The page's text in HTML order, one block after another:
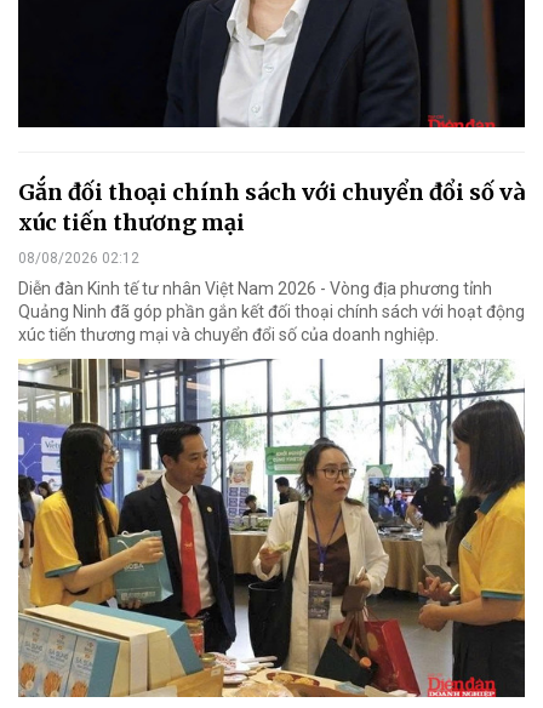
Gắn đối thoại chính sách với chuyển đổi số và
xúc tiến thương mại
08/08/2026 02:12
Diễn đàn Kinh tế tư nhân Việt Nam 2026 - Vòng địa phương tỉnh
Quảng Ninh đã góp phần gắn kết đối thoại chính sách với hoạt động
xúc tiến thương mại và chuyển đổi số của doanh nghiệp.